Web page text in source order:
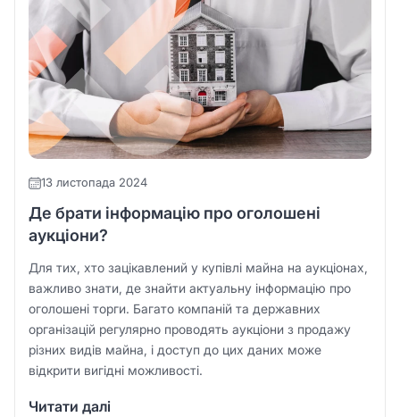
13 листопада 2024
Де брати інформацію про оголошені
аукціони?
Для тих, хто зацікавлений у купівлі майна на аукціонах,
важливо знати, де знайти актуальну інформацію про
оголошені торги. Багато компаній та державних
організацій регулярно проводять аукціони з продажу
різних видів майна, і доступ до цих даних може
відкрити вигідні можливості.
Читати далі